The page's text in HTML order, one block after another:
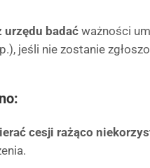
urzędu badaćważności
jeśli nie zostanie
cesji rażąco